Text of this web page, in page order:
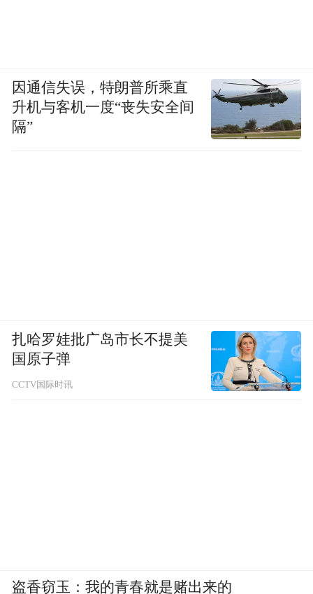
因通信失误，特朗普所乘直
升机与客机一度“丧失安全间
隔”
扎哈罗娃批广岛市长不提美
国原子弹
CCTV国际时讯
盗香窃玉：我的青春就是赌出来的